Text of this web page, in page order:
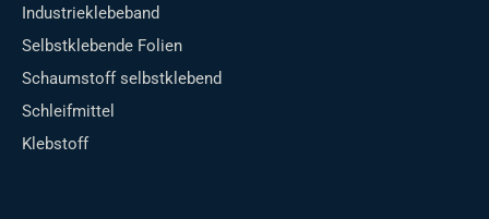
Industrieklebeband
Selbstklebende Folien
Schaumstoff selbstklebend
Schleifmittel
Klebstoff